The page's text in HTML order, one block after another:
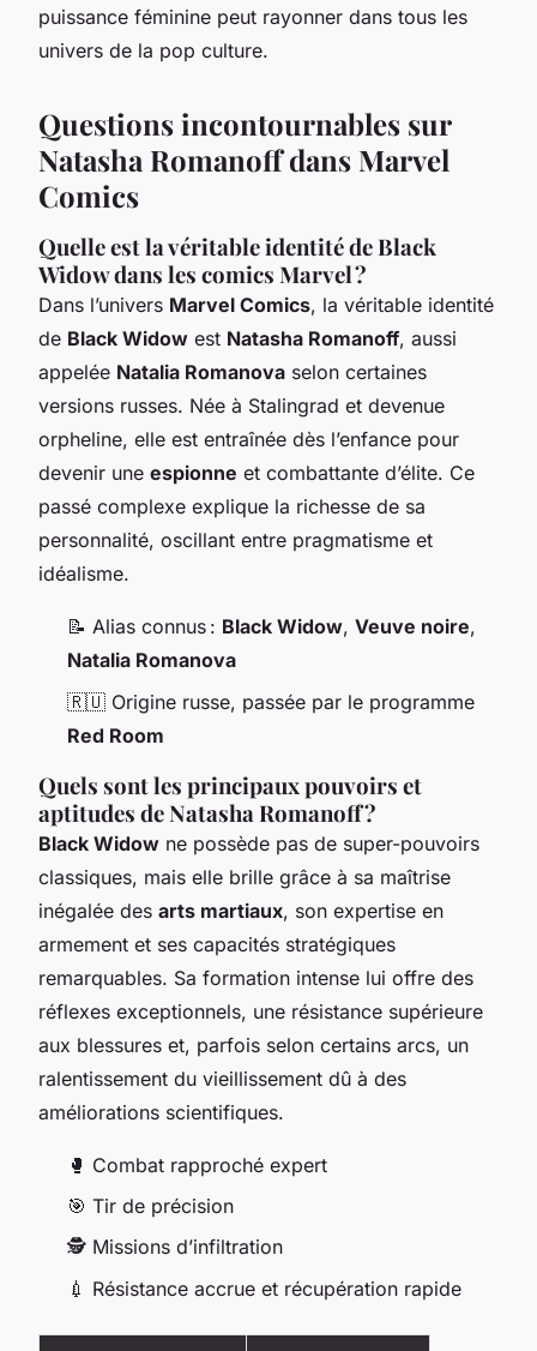
puissance féminine peut rayonner dans tous les
univers de la pop culture.
Questions incontournables sur
Natasha Romanoff dans Marvel
Comics
Quelle est la véritable identité de Black
Widow dans les comics Marvel ?
Dans l’univers Marvel Comics, la véritable identité
de Black Widow est Natasha Romanoff, aussi
appelée Natalia Romanova selon certaines
versions russes. Née à Stalingrad et devenue
orpheline, elle est entraînée dès l’enfance pour
devenir une espionne et combattante d’élite. Ce
passé complexe explique la richesse de sa
personnalité, oscillant entre pragmatisme et
idéalisme.
📝 Alias connus : Black Widow, Veuve noire,
Natalia Romanova
🇷🇺 Origine russe, passée par le programme
Red Room
Quels sont les principaux pouvoirs et
aptitudes de Natasha Romanoff ?
Black Widow ne possède pas de super-pouvoirs
classiques, mais elle brille grâce à sa maîtrise
inégalée des arts martiaux, son expertise en
armement et ses capacités stratégiques
remarquables. Sa formation intense lui offre des
réflexes exceptionnels, une résistance supérieure
aux blessures et, parfois selon certains arcs, un
ralentissement du vieillissement dû à des
améliorations scientifiques.
🥊 Combat rapproché expert
🎯 Tir de précision
🕵️ Missions d’infiltration
💉 Résistance accrue et récupération rapide